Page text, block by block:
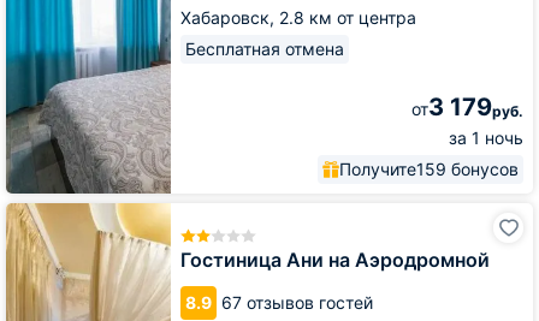
Хабаровск, 2.8 км от центра
Бесплатная отмена
от3 179руб.
за 1 ночь
Получите159 бонусов
Гостиница Ани на Аэродромной
8.9 67 отзывов гостей
Гостиница
Ани
на
Аэродромной